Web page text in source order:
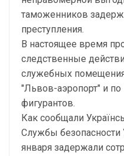
таможенников
преступления.
В настоящее время
следственные
служебных
"Львов-аэропорт" и по
фигурантов.
Как сообщали
Службы
января задержали